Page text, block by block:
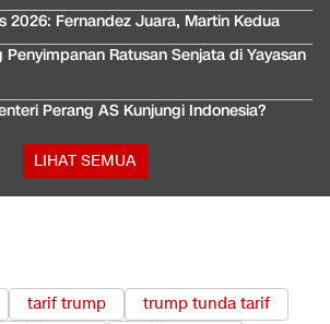
2026: Fernandez Juara, Martin Kedua
Penyimpanan Ratusan Senjata di Yayasan
Perang AS Kunjungi Indonesia?
LIHAT SEMUA
tarif trump
trump tunda tarif